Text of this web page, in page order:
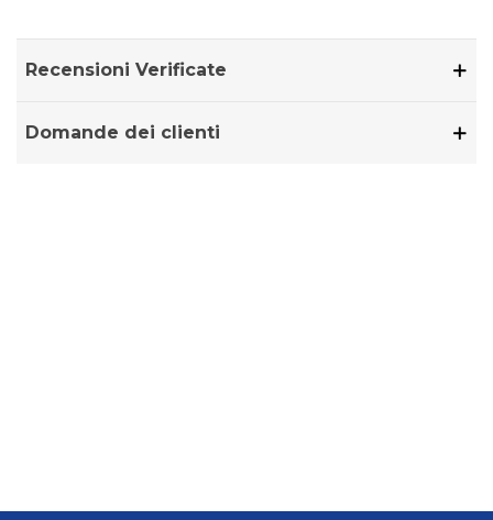
Recensioni Verificate
Domande dei clienti